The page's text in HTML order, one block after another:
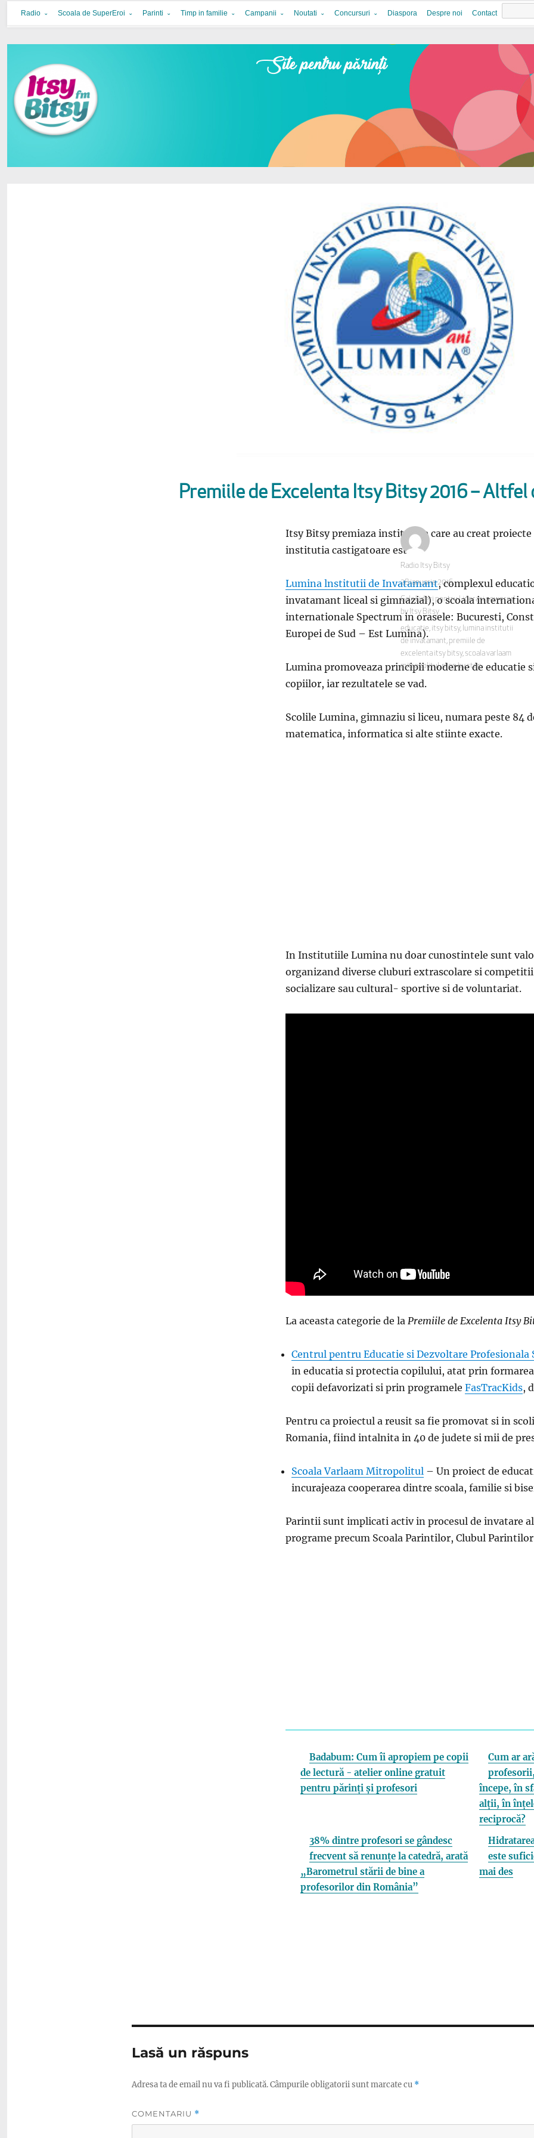
Itsy Bitsy
bucurie in familie
Radio Scoala de SuperEroi Parinti Timp in familie Campanii Noutati Concursuri Diaspora Despre noi Contact
Premiile de Excelenta Itsy Bitsy 2016 – Altfel
Itsy Bitsy premiaza institutiile care au creat
institutia castigatoare este…
Lumina lnstitutii de Invatamant, complexul
invatamant liceal si gimnazial), o scoala
internationale Spectrum in orasele: Bucuresti,
Europei de Sud – Est Lumina).
Lumina promoveaza principii moderne de
copiilor, iar rezultatele se vad.
Scolile Lumina, gimnaziu si liceu, numara peste 84
matematica, informatica si alte stiinte exacte.
In Institutiile Lumina nu doar cunostintele sunt
organizand diverse cluburi extrascolare si
socializare sau cultural- sportive si de voluntariat.
La aceasta categorie de la Premiile de Excelenta Itsy
Centrul pentru Educatie si Dezvoltare Profesionala
in educatia si protectia copilului, atat prin
copii defavorizati si prin programele FasTracKids,
Pentru ca proiectul a reusit sa fie promovat si in
Romania, fiind intalnita in 40 de judete si mii de
Scoala Varlaam Mitropolitul – Un proiect de
incurajeaza cooperarea dintre scoala, familie si
Parintii sunt implicati activ in procesul de invatare
programe precum Scoala Parintilor, Clubul
Badabum: Cum îi apropiem pe copii
de lectură - atelier online gratuit
pentru părinți și profesori
Cum ar
începe, în
alții, în
reciprocă?
38% dintre profesori se gândesc
frecvent să renunțe la catedră, arată
„Barometrul stării de bine a
profesorilor din România”
este
mai des
Autor
Radio Itsy Bitsy
Publicat
pe
28 ianuarie 2016
Categorii
Gala Lideri pentru Liderasi powered
by Itsy Bitsy
Etichete
educatie, itsy bitsy, lumina institutii
de invatamant, premiile de
excelenta itsy bitsy, scoala varlaam
mitropolitul,step by step
Lasă un răspuns
Adresa ta de email nu va fi publicată.Câmpurile obligatorii sunt marcate cu *
COMENTARIU *